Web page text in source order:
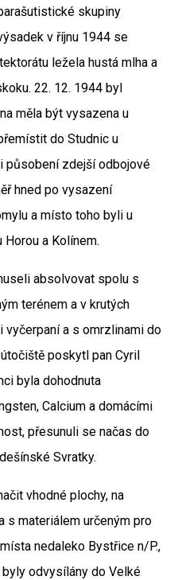
skupiny
v říjnu 1944 se
ležela hustá mlha a
22. 12. 1944 byl
měla být vysazena u
do Studnic u
působení zdejší odbojové
hned po vysazení
a místo toho byli u
a Kolínem.
absolvovat spolu s
terénem a v krutých
vyčerpaní a s omrzlinami do
poskytl pan Cyril
byla dohodnuta
Calcium a domácími
přesunuli se načas do
Svratky.
vhodné plochy, na
s materiálem určeným pro
nedaleko Bystřice n/P.,
odvysílány do Velké